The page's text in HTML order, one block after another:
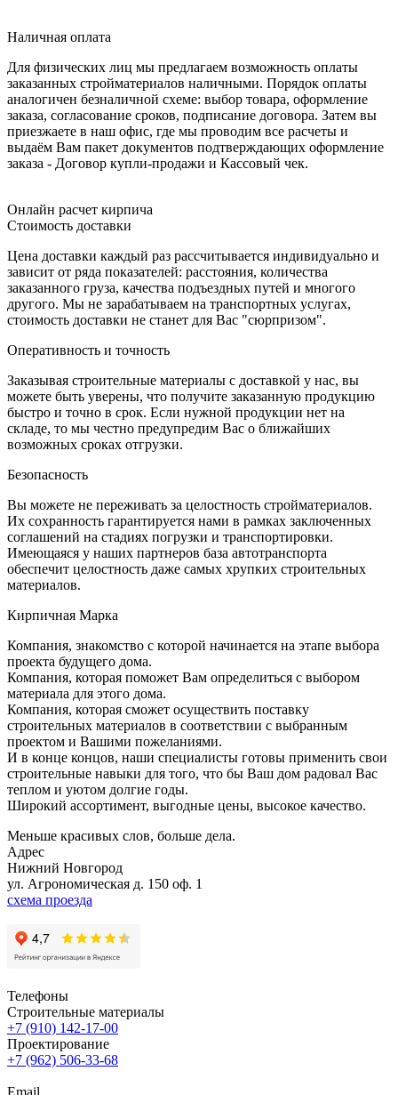
Наличная оплата
Для физических лиц мы предлагаем возможность оплаты
заказанных стройматериалов наличными. Порядок оплаты
аналогичен безналичной схеме: выбор товара, оформление
заказа, согласование сроков, подписание договора. Затем вы
приезжаете в наш офис, где мы проводим все расчеты и
выдаём Вам пакет документов подтверждающих оформление
заказа - Договор купли-продажи и Кассовый чек.
Онлайн расчет кирпича
Стоимость доставки
Цена доставки каждый раз рассчитывается индивидуально и
зависит от ряда показателей: расстояния, количества
заказанного груза, качества подъездных путей и многого
другого. Мы не зарабатываем на транспортных услугах,
стоимость доставки не станет для Вас "сюрпризом".
Оперативность и точность
Заказывая строительные материалы с доставкой у нас, вы
можете быть уверены, что получите заказанную продукцию
быстро и точно в срок. Если нужной продукции нет на
складе, то мы честно предупредим Вас о ближайших
возможных сроках отгрузки.
Безопасность
Вы можете не переживать за целостность стройматериалов.
Их сохранность гарантируется нами в рамках заключенных
соглашений на стадиях погрузки и транспортировки.
Имеющаяся у наших партнеров база автотранспорта
обеспечит целостность даже самых хрупких строительных
материалов.
Кирпичная Марка
Компания, знакомство с которой начинается на этапе выбора
проекта будущего дома.
Компания, которая поможет Вам определиться с выбором
материала для этого дома.
Компания, которая сможет осуществить поставку
строительных материалов в соответствии с выбранным
проектом и Вашими пожеланиями.
И в конце концов, наши специалисты готовы применить свои
строительные навыки для того, что бы Ваш дом радовал Вас
теплом и уютом долгие годы.
Широкий ассортимент, выгодные цены, высокое качество.
Меньше красивых слов, больше дела.
Адрес
Нижний Новгород
ул. Агрономическая д. 150 оф. 1
схема проезда
Телефоны
Строительные материалы
+7 (910) 142-17-00
Проектирование
+7 (962) 506-33-68
Email